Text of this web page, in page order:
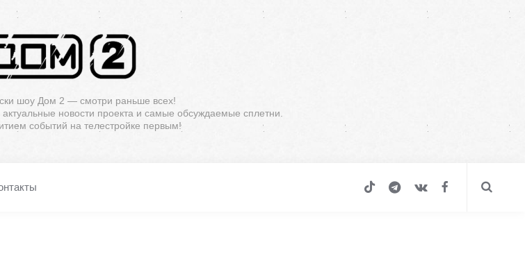
шоу Дом 2 — смотри раньше всех!
новости проекта и самые обсуждаемые сплетни.
событий на телестройке первым!